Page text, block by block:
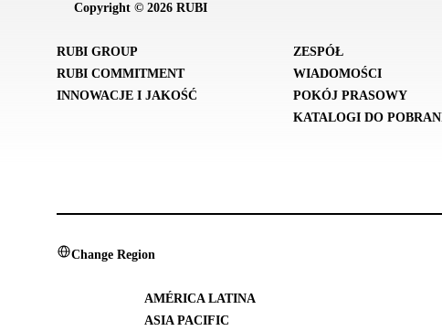
Copyright © 2026 RUBI
RUBI GROUP
RUBI COMMITMENT
INNOWACJE I JAKOŚĆ
ZESPÓŁ
WIADOMOŚCI
POKÓJ PRASOWY
KATALOGI DO
Change Region
AMÉRICA LATINA
ASIA PACIFIC